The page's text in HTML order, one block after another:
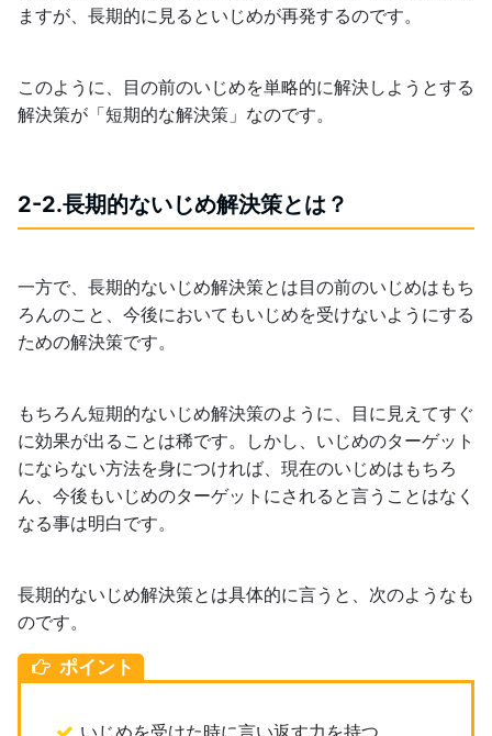
ますが、長期的に見るといじめが再発するのです。
このように、目の前のいじめを単略的に解決しようとする
解決策が「短期的な解決策」なのです。
2-2.長期的ないじめ解決策とは？
一方で、長期的ないじめ解決策とは目の前のいじめはもち
ろんのこと、今後においてもいじめを受けないようにする
ための解決策です。
もちろん短期的ないじめ解決策のように、目に見えてすぐ
に効果が出ることは稀です。しかし、いじめのターゲット
にならない方法を身につければ、現在のいじめはもちろ
ん、今後もいじめのターゲットにされると言うことはなく
なる事は明白です。
長期的ないじめ解決策とは具体的に言うと、次のようなも
のです。
ポイント
いじめを受けた時に言い返す力を持つ